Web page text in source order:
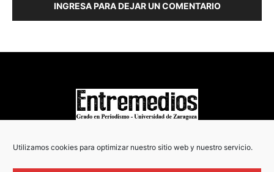
Utilizamos cookies para optimizar nuestro sitio web y nuestro servicio.
INGRESA PARA DEJAR UN COMENTARIO